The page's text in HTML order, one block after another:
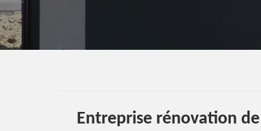
Entreprise rénovation